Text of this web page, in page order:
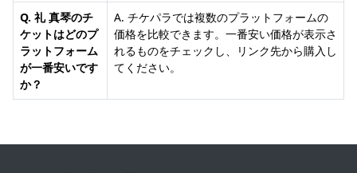
Q. 礼 真琴のチ
ケットはどのプ
ラットフォーム
が一番安いです
か？
A. チケパラでは複数のプラットフォームの
価格を比較できます。一番安い価格が表示さ
れるものをチェックし、リンク先から購入し
てください。